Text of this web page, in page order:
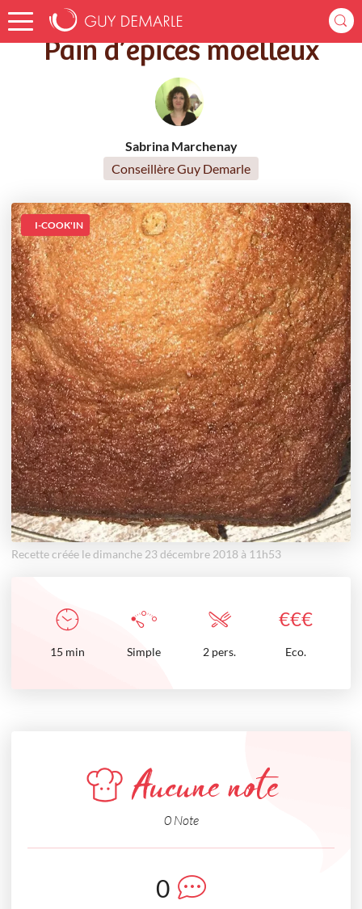
Accueil Recettes Pain d’épices moelleux
Pain d’épices moelleux
Sabrina Marchenay
Conseillère Guy Demarle
I-COOK'IN
Recette créée le dimanche 23 décembre 2018 à 11h53
€€€
15 min Simple 2 pers. Eco.
Aucune note
0 Note
0